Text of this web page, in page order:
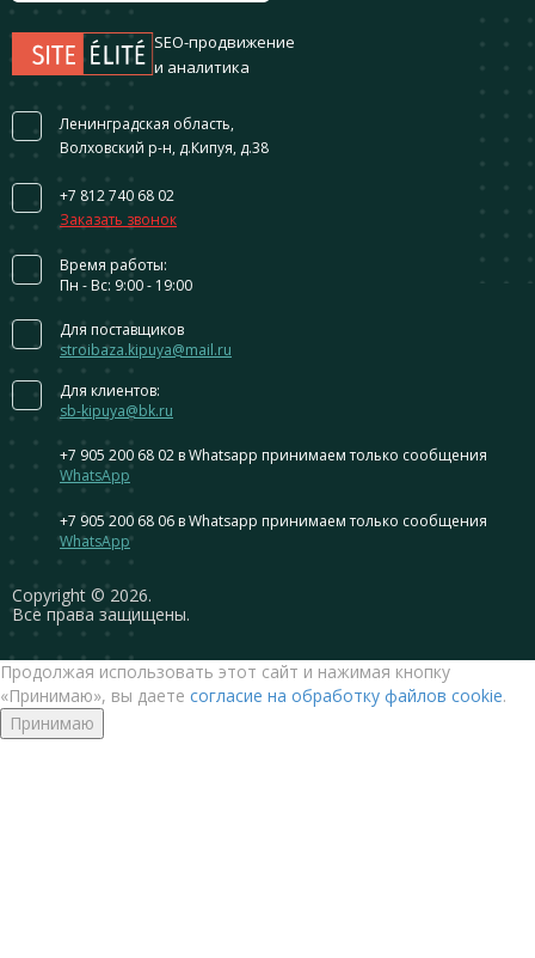
Сopyright © 2026.
Все права защищены.
SEO-продвижение
и аналитика
Ленинградская область,
Волховский р-н, д.Кипуя, д.38
+7 812 740 68 02
Заказать звонок
Время работы:
Пн - Вс: 9:00 - 19:00
Для поставщиков
stroibaza.kipuya@mail.ru
Для клиентов:
sb-kipuya@bk.ru
+7 905 200 68 02 в Whatsapp принимаем только сообщения
WhatsApp
+7 905 200 68 06 в Whatsapp принимаем только сообщения
WhatsApp
Продолжая использовать этот сайт и нажимая кнопку
«Принимаю», вы даете согласие на обработку файлов cookie.
Принимаю